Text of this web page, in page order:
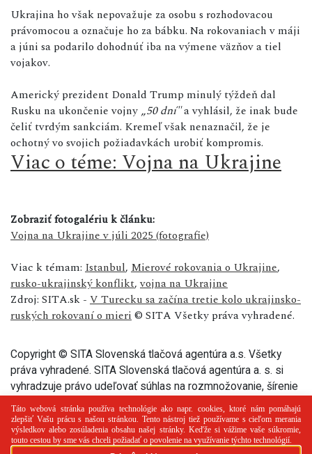
Ukrajina ho však nepovažuje za osobu s rozhodovacou
právomocou a označuje ho za bábku. Na rokovaniach v máji
a júni sa podarilo dohodnúť iba na výmene väzňov a tiel
vojakov.
Americký prezident Donald Trump minulý týždeň dal
Rusku na ukončenie vojny „50 dní"a vyhlásil, že inak bude
čeliť tvrdým sankciám. Kremeľ však nenaznačil, že je
ochotný vo svojich požiadavkách urobiť kompromis.
Viac o téme: Vojna na Ukrajine
Zobraziť fotogalériu k článku:
Vojna na Ukrajine v júli 2025 (fotografie)
Viac k témam: Istanbul, Mierové rokovania o Ukrajine,
rusko-ukrajinský konflikt,vojna na Ukrajine
Zdroj: SITA.sk - V Turecku sa začína tretie kolo ukrajinsko-
ruských rokovaní o mieri© SITA Všetky práva vyhradené.
Copyright © SITA Slovenská tlačová agentúra a.s. Všetky
práva vyhradené. SITA Slovenská tlačová agentúra a. s. si
vyhradzuje právo udeľovať súhlas na rozmnožovanie, šírenie
a na verejný prenos tohto článku a jeho častí.